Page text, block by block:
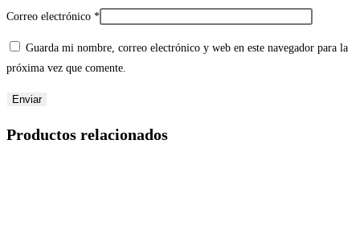
Correo electrónico *
Guarda mi nombre, correo electrónico y web en este navegador para la
próxima vez que comente.
Productos relacionados